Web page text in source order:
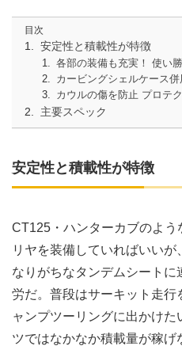
目次
安定性と積載性が特徴
各部の装備も充実！ 使い
カービングシェルケース
カウルの傷を防止 プロテ
主要スペック
安定性と積載性が特徴
CT125・ハンターカブのよ
リヤを装備していればいいが
なりがちなタンデムシート
労だ。普段はサーキット走行
ャンプツーリングに出かけ
ツではなかなか積載量が稼